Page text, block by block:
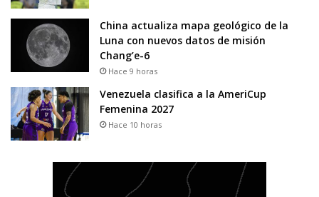
China actualiza mapa geológico de la
Luna con nuevos datos de misión
Chang’e-6
Hace 9 horas
Venezuela clasifica a la AmeriCup
Femenina 2027
Hace 10 horas